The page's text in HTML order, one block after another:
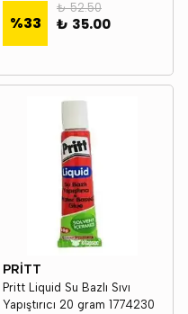
%33
₺ 52.50
₺ 35.00
PRİTT
Pritt Liquid Su Bazlı Sıvı
Yapıştırıcı 20 gram 1774230